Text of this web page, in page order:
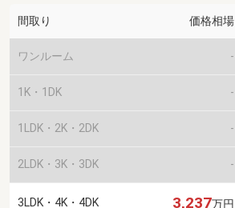
間取り 価格相場
ワンルーム -
1K・1DK -
1LDK・2K・2DK -
2LDK・3K・3DK -
3LDK・4K・4DK 3,237万円